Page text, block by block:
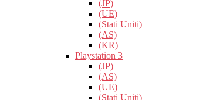
(JP)
(UE)
(Stati Uniti)
(AS)
(KR)
Playstation 3
(JP)
(AS)
(UE)
(Stati Uniti)